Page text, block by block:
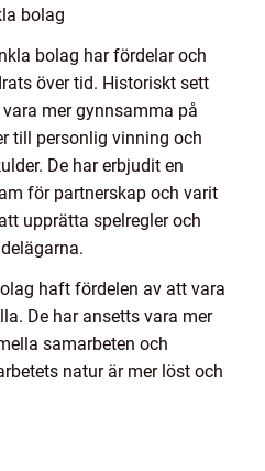
bolag
bolag har fördelar och
över tid. Historiskt sett
mer gynnsamma på
till personlig vinning och
De har erbjudit en
för partnerskap och varit
upprätta spelregler och
haft fördelen av att vara
De har ansetts vara mer
samarbeten och
natur är mer löst och